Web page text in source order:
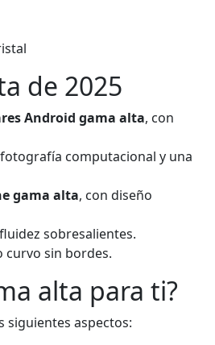
de 2025
Android gama alta, con
computacional y una
gama alta, con diseño
sobresalientes.
curvo sin bordes.
alta para ti?
siguientes aspectos: